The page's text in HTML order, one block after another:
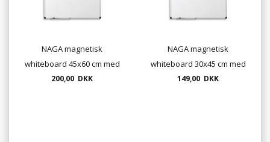
NAGA magnetisk
whiteboard 45x60 cm med
aluramme
200,00 DKK
NAGA magnetisk
whiteboard 30x45 cm med
aluramme
149,00 DKK